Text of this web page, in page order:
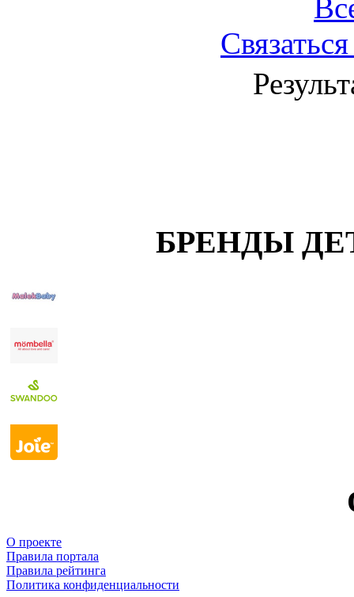
БРЕНДЫ
О проекте
Правила портала
Правила рейтинга
Политика конфиденциальности